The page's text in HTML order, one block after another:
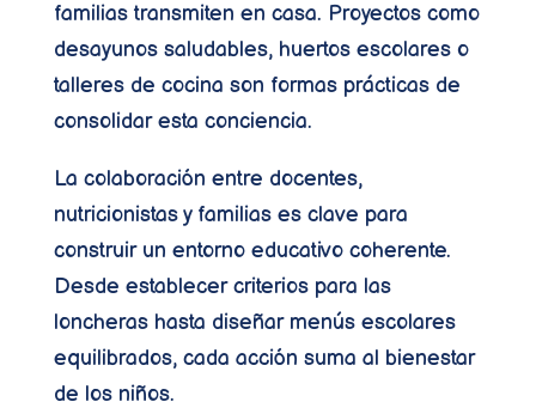
familias transmiten en casa. Proyectos como
desayunos saludables, huertos escolares o
talleres de cocina son formas prácticas de
consolidar esta conciencia.
La colaboración entre docentes,
nutricionistas y familias es clave para
construir un entorno educativo coherente.
Desde establecer criterios para las
loncheras hasta diseñar menús escolares
equilibrados, cada acción suma al bienestar
de los niños.